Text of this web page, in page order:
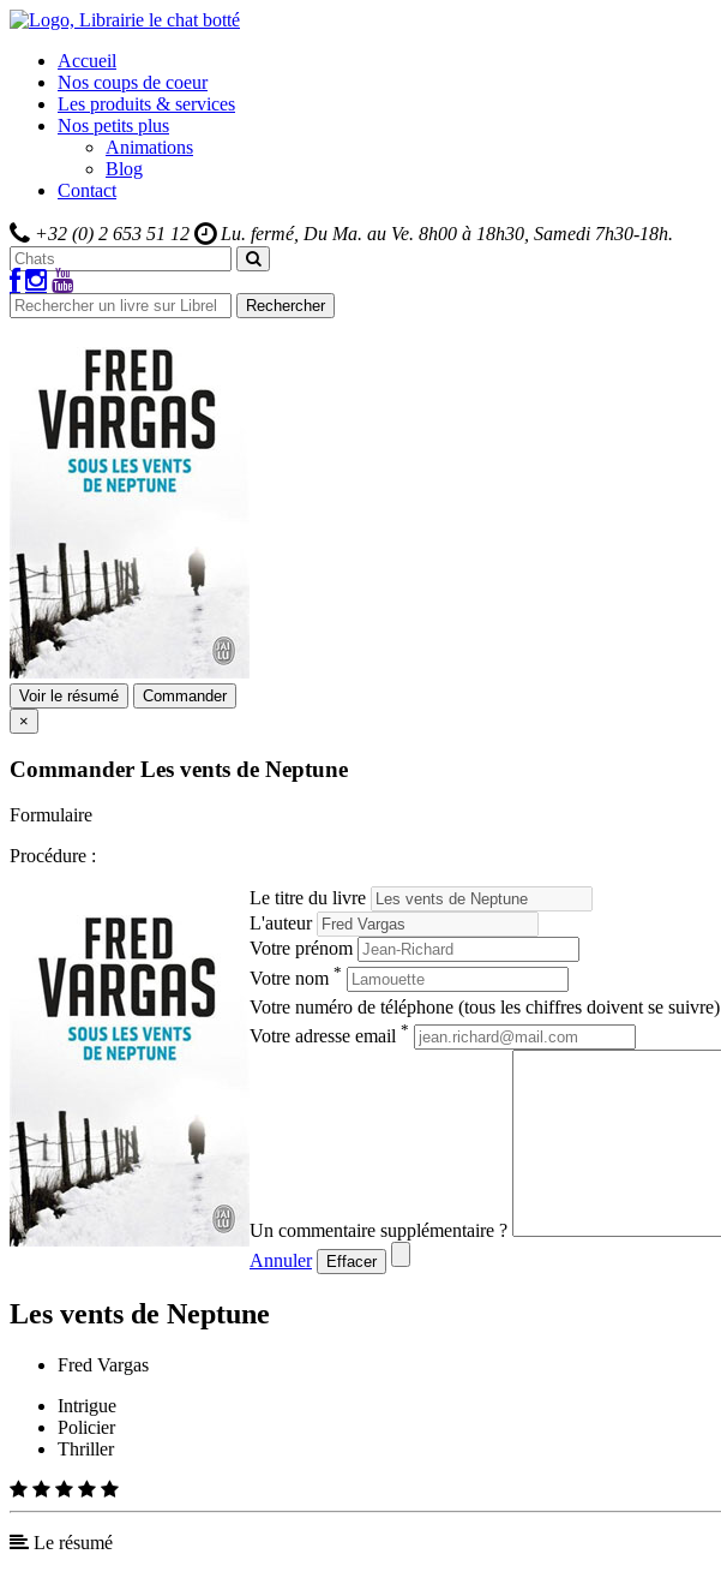
Accueil
Nos coups de coeur
Les produits & services
Nos petits plus
Animations
Blog
Contact
+32 (0) 2 653 51 12 Lu. fermé, Du Ma. au Ve. 8h00 à 18h30, Samedi 7h30-18h.
Rechercher
Voir le résumé
Commander
×
Commander Les vents de Neptune
Formulaire
Procédure :
Le titre du livre
L'auteur
Votre prénom
Votre nom *
Votre numéro de téléphone (tous les chiffres doivent se suivre)
Votre adresse email *
Un commentaire supplémentaire ?
Annuler
Effacer
Les vents de Neptune
Fred Vargas
Intrigue
Policier
Thriller
Le résumé